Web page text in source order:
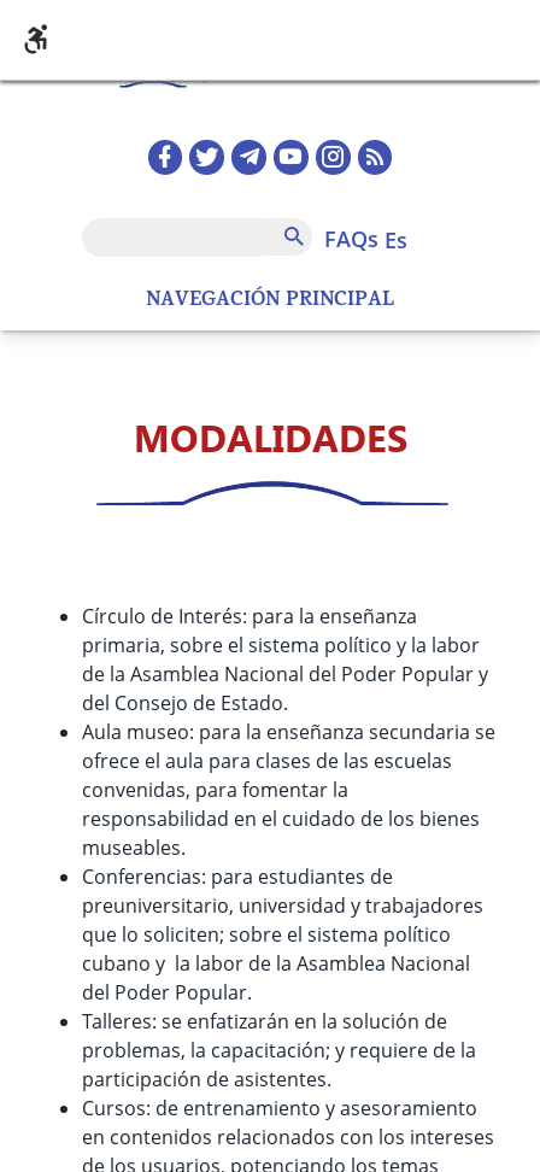
NAVEGACIÓN PRINCIPAL
Redes sociales home
FAQs
FAQs es
MODALIDADES
Círculo de Interés: para la enseñanza
primaria, sobre el sistema político y la labor
de la Asamblea Nacional del Poder Popular y
del Consejo de Estado.
Aula museo: para la enseñanza secundaria se
ofrece el aula para clases de las escuelas
convenidas, para fomentar la
responsabilidad en el cuidado de los bienes
museables.
Conferencias: para estudiantes de
preuniversitario, universidad y trabajadores
que lo soliciten; sobre el sistema político
cubano y la labor de la Asamblea Nacional
del Poder Popular.
Talleres: se enfatizarán en la solución de
problemas, la capacitación; y requiere de la
participación de asistentes.
Cursos: de entrenamiento y asesoramiento
en contenidos relacionados con los intereses
de los usuarios, potenciando los temas